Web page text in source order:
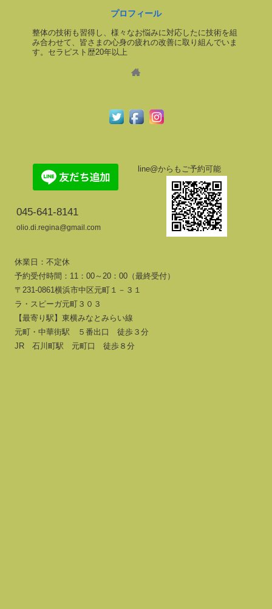
プロフィール
整体の技術も習得し、様々なお悩みに対応したに技術を組
み合わせて、皆さまの心身の疲れの改善に取り組んでいま
す。セラピスト歴20年以上
045-641-8141
olio.di.regina@gmail.com
line@からもご予約可能
休業日：不定休
予約受付時間：11：00～20：00（最終受付）
〒231-0861横浜市中区元町１－３１
ラ・スピーガ元町３０３
【最寄り駅】東横みなとみらい線
元町・中華街駅 ５番出口 徒歩３分
JR 石川町駅 元町口 徒歩８分